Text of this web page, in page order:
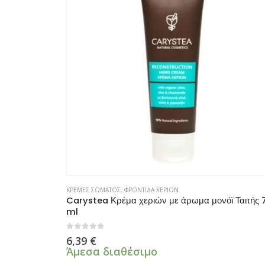
ΚΡΕΜΕΣ ΣΩΜΑΤΟΣ, ΦΡΟΝΤΙΔΑ ΧΕΡΙΩΝ
Carystea Κρέμα χεριών με άρωμα μονόϊ Ταιτής
ml
6,39 €
Άμεσα διαθέσιμο